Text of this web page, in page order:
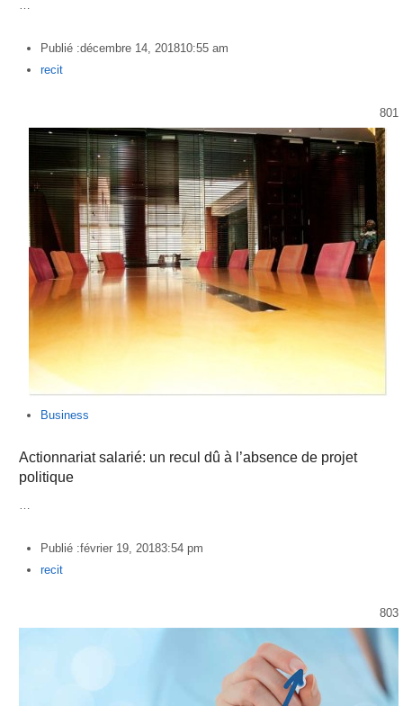
…
Publié :décembre 14, 201810:55 am
Author
recit
801
Business
Actionnariat salarié: un recul dû à l’absence de projet
politique
…
Publié :février 19, 20183:54 pm
Author
recit
803